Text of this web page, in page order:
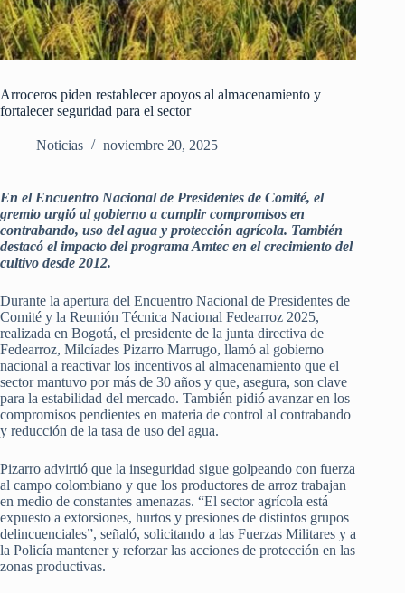
Arroceros piden restablecer apoyos al almacenamiento y
fortalecer seguridad para el sector
Noticias noviembre 20, 2025
En el Encuentro Nacional de Presidentes de Comité, el
gremio urgió al gobierno a cumplir compromisos en
contrabando, uso del agua y protección agrícola. También
destacó el impacto del programa Amtec en el crecimiento del
cultivo desde 2012.
Durante la apertura del Encuentro Nacional de Presidentes de
Comité y la Reunión Técnica Nacional Fedearroz 2025,
realizada en Bogotá, el presidente de la junta directiva de
Fedearroz, Milcíades Pizarro Marrugo, llamó al gobierno
nacional a reactivar los incentivos al almacenamiento que el
sector mantuvo por más de 30 años y que, asegura, son clave
para la estabilidad del mercado. También pidió avanzar en los
compromisos pendientes en materia de control al contrabando
y reducción de la tasa de uso del agua.
Pizarro advirtió que la inseguridad sigue golpeando con fuerza
al campo colombiano y que los productores de arroz trabajan
en medio de constantes amenazas. “El sector agrícola está
expuesto a extorsiones, hurtos y presiones de distintos grupos
delincuenciales”, señaló, solicitando a las Fuerzas Militares y a
la Policía mantener y reforzar las acciones de protección en las
zonas productivas.